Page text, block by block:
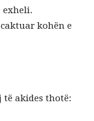
exheli.
kohën e
të akides thotë: